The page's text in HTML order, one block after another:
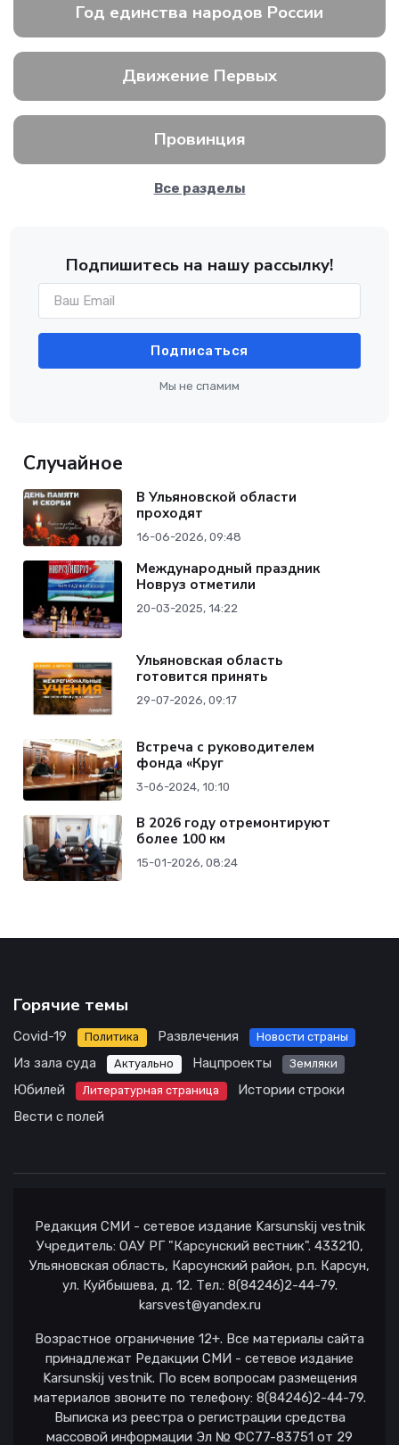
Год единства народов России
Движение Первых
Провинция
Все разделы
Подпишитесь на нашу рассылку!
Подписаться
Мы не спамим
Случайное
В Ульяновской области
проходят
16-06-2026, 09:48
Международный праздник
Новруз отметили
20-03-2025, 14:22
Ульяновская область
готовится принять
29-07-2026, 09:17
Встреча с руководителем
фонда «Круг
3-06-2024, 10:10
В 2026 году отремонтируют
более 100 км
15-01-2026, 08:24
Горячие темы
Covid-19 Политика Развлечения Новости страны
Из зала суда Актуально Нацпроекты Земляки
Юбилей Литературная страница
Истории строки
Вести с полей
Редакция СМИ - сетевое издание Karsunskij vestnik
Учредитель: ОАУ РГ "Карсунский вестник". 433210,
Ульяновская область, Карсунский район, р.п. Карсун,
ул. Куйбышева, д. 12. Тел.: 8(84246)2-44-79.
karsvest@yandex.ru
Возрастное ограничение 12+. Все материалы сайта
принадлежат Редакции СМИ - сетевое издание
Karsunskij vestnik. По всем вопросам размещения
материалов звоните по телефону: 8(84246)2-44-79.
Выписка из реестра о регистрации средства
массовой информации Эл № ФС77-83751 от 29